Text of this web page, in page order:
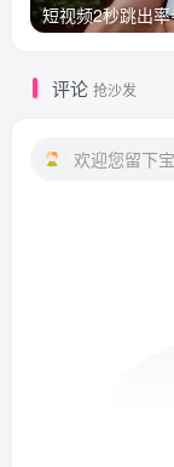
评论 抢沙发
欢迎您留下